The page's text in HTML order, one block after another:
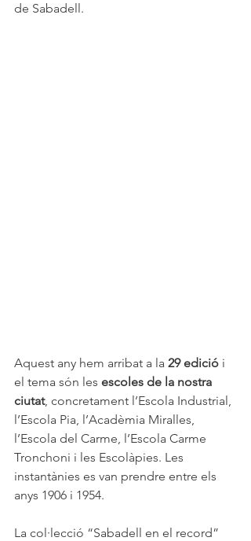
de Sabadell.
Aquest any hem arribat a la 29 edició i
el tema són les escoles de la nostra
ciutat, concretament l’Escola Industrial,
l’Escola Pia, l’Acadèmia Miralles,
l’Escola del Carme, l’Escola Carme
Tronchoni i les Escolàpies. Les
instantànies es van prendre entre els
anys 1906 i 1954.
La col·lecció “Sabadell en el record”